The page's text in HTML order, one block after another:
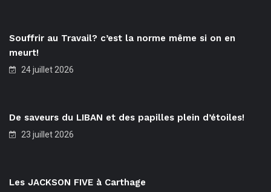
Souffrir au Travail? c’est la norme même si on en
meurt!
24 juillet 2026
De saveurs du LIBAN et des papilles plein d’étoiles!
23 juillet 2026
Les JACKSON FIVE à Carthage